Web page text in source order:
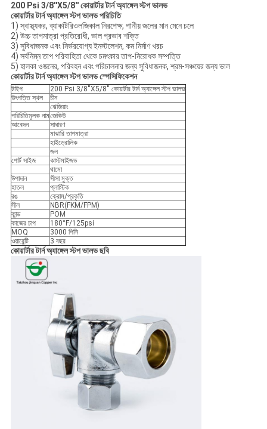
200 Psi 3/8''X5/8'' কোয়ার্টার টার্ন অ্যাঙ্গেল স্টপ ভালভ
কোয়ার্টার টার্ন অ্যাঙ্গেল স্টপ ভালভ পরিচিতি
1) স্বাস্থ্যকর, ব্যাকটিরিওলজিকাল নিরপেক্ষ, পানীয় জলের মান মেনে চলে
2) উচ্চ তাপমাত্রা প্রতিরোধী, ভাল প্রভাব শক্তি
3) সুবিধাজনক এবং নির্ভরযোগ্য ইনস্টলেশন, কম নির্মাণ খরচ
4) সর্বনিম্ন তাপ পরিবাহিতা থেকে চমৎকার তাপ-নিরোধক সম্পত্তি
5) হালকা ওজনের, পরিবহন এবং পরিচালনার জন্য সুবিধাজনক, শ্রম-সঞ্চয়ের জন্য ভাল
কোয়ার্টার টার্ন অ্যাঙ্গেল স্টপ ভালভ স্পেসিফিকেশন
টাইপ
200 Psi 3/8''X5/8'' কোয়ার্টার টার্ন অ্যাঙ্গেল স্টপ ভালভ
উৎপত্তি স্থল
চীন
ঝেজিয়াং
পরিচিতিমুলক নামজেকিউ
আবেদন
সাধারণ
মাঝারি তাপমাত্রা
হাইড্রোলিক
জল
পোর্ট সাইজ
কাস্টমাইজড
থামো
উপাদান
সীসা মুক্ত
হাতল
প্লাস্টিক
রঙ
ক্রোম/প্রকৃতি
সীল
NBR(FKM/FPM)
কান্ড
POM
কাজের চাপ
180°F/125psi
MOQ
3000 পিসি
ওয়ারেন্টি
3 বছর
কোয়ার্টার টার্ন অ্যাঙ্গেল স্টপ ভালভ ছবি